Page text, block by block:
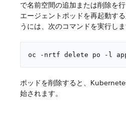
で名前空間の追加または削除を
エージェントポッドを再起動す
うには、次のコマンドを実行しま
oc -nrtf delete po -l
ポッドを削除すると、
始されます。